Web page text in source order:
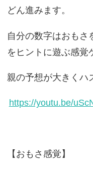
どん進みます。
自分の数字はおもさ
をヒントに遊ぶ感覚
親の予想が大きくハ
https://youtu.be/
【おもさ感覚】